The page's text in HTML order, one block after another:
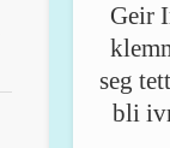
Geir
seg
bli